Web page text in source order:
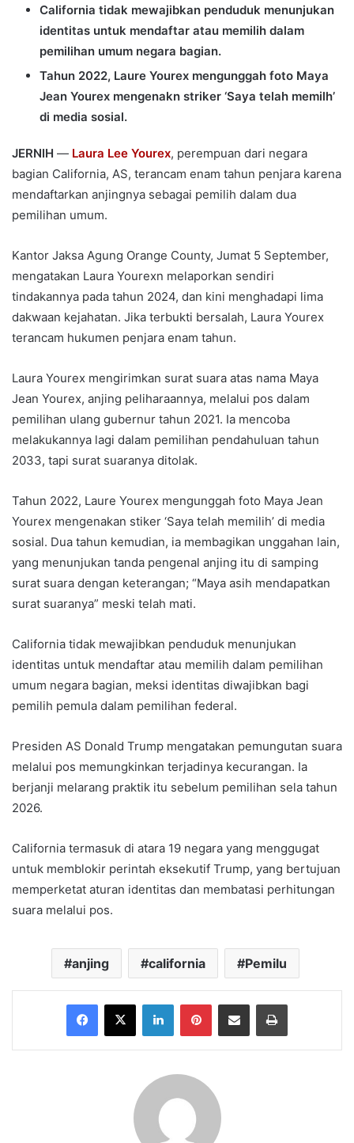
California tidak mewajibkan penduduk menunjukan
identitas untuk mendaftar atau memilih dalam
pemilihan umum negara bagian.
Tahun 2022, Laure Yourex mengunggah foto Maya
Jean Yourex mengenakn striker ‘Saya telah memilh’
di media sosial.
JERNIH — Laura Lee Yourex, perempuan dari negara
bagian California, AS, terancam enam tahun penjara karena
mendaftarkan anjingnya sebagai pemilih dalam dua
pemilihan umum.
Kantor Jaksa Agung Orange County, Jumat 5 September,
mengatakan Laura Yourexn melaporkan sendiri
tindakannya pada tahun 2024, dan kini menghadapi lima
dakwaan kejahatan. Jika terbukti bersalah, Laura Yourex
terancam hukumen penjara enam tahun.
Laura Yourex mengirimkan surat suara atas nama Maya
Jean Yourex, anjing peliharaannya, melalui pos dalam
pemilihan ulang gubernur tahun 2021. Ia mencoba
melakukannya lagi dalam pemilihan pendahuluan tahun
2033, tapi surat suaranya ditolak.
Tahun 2022, Laure Yourex mengunggah foto Maya Jean
Yourex mengenakan stiker ‘Saya telah memilih’ di media
sosial. Dua tahun kemudian, ia membagikan unggahan lain,
yang menunjukan tanda pengenal anjing itu di samping
surat suara dengan keterangan; “Maya asih mendapatkan
surat suaranya” meski telah mati.
California tidak mewajibkan penduduk menunjukan
identitas untuk mendaftar atau memilih dalam pemilihan
umum negara bagian, meksi identitas diwajibkan bagi
pemilih pemula dalam pemilihan federal.
Presiden AS Donald Trump mengatakan pemungutan suara
melalui pos memungkinkan terjadinya kecurangan. Ia
berjanji melarang praktik itu sebelum pemilihan sela tahun
2026.
California termasuk di atara 19 negara yang menggugat
untuk memblokir perintah eksekutif Trump, yang bertujuan
memperketat aturan identitas dan membatasi perhitungan
suara melalui pos.
anjing california Pemilu
Facebook
X LinkedInPinterestShare via Email Print